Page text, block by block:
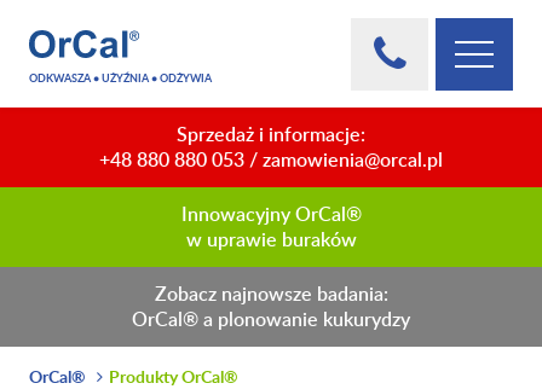
ODKWASZA • UŻYŹNIA • ODŻYWIA
Sprzedaż i informacje:
+48 880 880 053 /zamowienia@orcal.pl
Innowacyjny OrCal®
w uprawie buraków
Zobacz najnowsze badania:
OrCal® a plonowanie kukurydzy
OrCal® Produkty OrCal®